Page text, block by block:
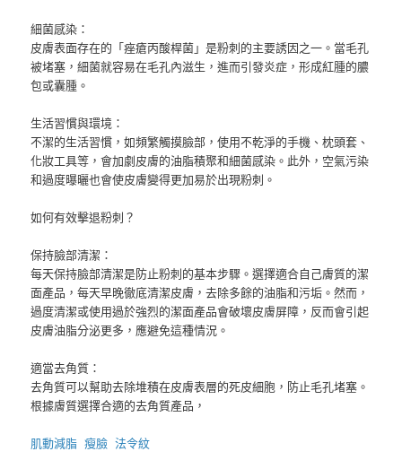
細菌感染：
皮膚表面存在的「痤瘡丙酸桿菌」是粉刺的主要誘因之一。當毛孔
被堵塞，細菌就容易在毛孔內滋生，進而引發炎症，形成紅腫的膿
包或囊腫。
生活習慣與環境：
不潔的生活習慣，如頻繁觸摸臉部，使用不乾淨的手機、枕頭套、
化妝工具等，會加劇皮膚的油脂積聚和細菌感染。此外，空氣污染
和過度曝曬也會使皮膚變得更加易於出現粉刺。
如何有效擊退粉刺？
保持臉部清潔：
每天保持臉部清潔是防止粉刺的基本步驟。選擇適合自己膚質的潔
面產品，每天早晚徹底清潔皮膚，去除多餘的油脂和污垢。然而，
過度清潔或使用過於強烈的潔面產品會破壞皮膚屏障，反而會引起
皮膚油脂分泌更多，應避免這種情況。
適當去角質：
去角質可以幫助去除堆積在皮膚表層的死皮細胞，防止毛孔堵塞。
根據膚質選擇合適的去角質產品，
肌動減脂 瘦臉 法令紋